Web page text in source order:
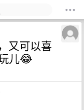
又可以喜
儿😂